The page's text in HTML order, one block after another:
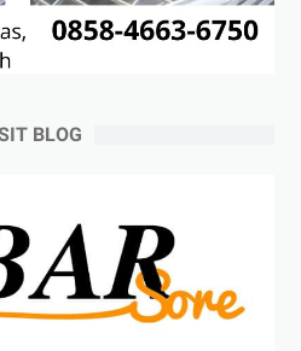
BLOG